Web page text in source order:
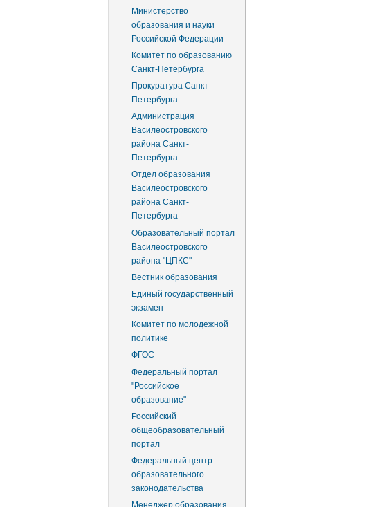
Министерство
образования и науки
Российской Федерации
Комитет по образованию
Санкт-Петербурга
Прокуратура Санкт-
Петербурга
Администрация
Василеостровского
района Санкт-
Петербурга
Отдел образования
Василеостровского
района Санкт-
Петербурга
Образовательный портал
Василеостровского
района "ЦПКС"
Вестник образования
Единый государственный
экзамен
Комитет по молодежной
политике
ФГОС
Федеральный портал
"Российское
образование"
Российский
общеобразовательный
портал
Федеральный центр
образовательного
законодательства
Менеджер образования